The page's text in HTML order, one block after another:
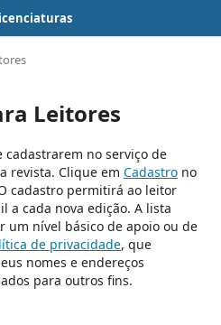
Leitores
cadastrarem no serviço de
revista. Clique em Cadastro no
cadastro permitirá ao leitor
a cada nova edição. A lista
um nível básico de apoio ou de
de privacidade, que
nomes e endereços
para outros fins.